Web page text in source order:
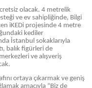
olacak. 4 metrelik
ve ev sahipliğinde, Bilgi
iKEDi projesinde 4 metre
kediler
İstanbul sokaklarıyla
balık figürleri de
ve alışveriş
ortaya çıkarmak ve geniş
amacıyla “Biz de